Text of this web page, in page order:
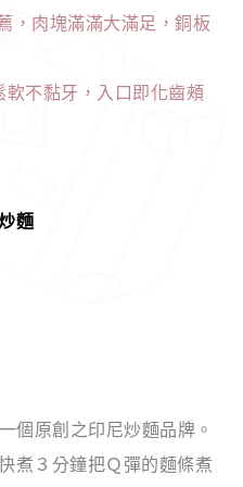
，肉塊滿滿大滿足，銅板
不黏牙，入口即化齒頰
麵
個原創之印尼炒麵品牌。
煮３分鐘把Ｑ彈的麵條煮